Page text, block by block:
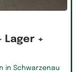
Lager +
in Schwarzenau